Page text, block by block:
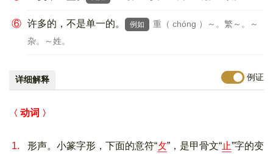
⑥ 许多的，不是单一的。 例如
重（ chóng ）～。繁～。～
杂。～姓。
详细解释 例证
动词
1. 形声。小篆字形，下面的意符“攵”，是甲骨文“止”字的变